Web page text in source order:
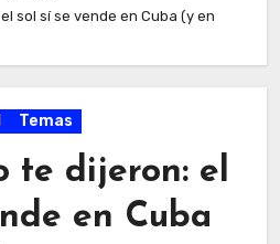
sol sí se vende en Cuba (y en
Temas
te dijeron: el
en Cuba